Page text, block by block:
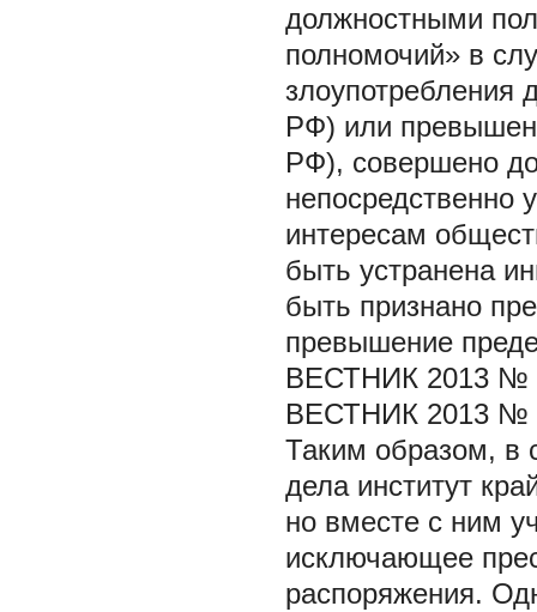
должностными
полномочий» в
злоупотребления
РФ) или
РФ), совершено
интересам
быть устранена
быть признано
превышение
ВЕСТНИК 2013 №
ВЕСТНИК 2013 №
Таким образом, в
дела институт
но вместе с ним
исключающее
распоряжения.